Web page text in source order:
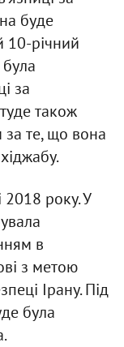
буде
10-річний
за
також
за те, що вона
2018 року. У
в
з метою
Ірану. Під
була